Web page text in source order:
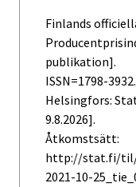
Finlands
publikation].
ISSN=1798-3932.
Helsingfors:
9.8.2026].
Åtkomstsätt:
http://stat.fi/til/
2021-10-